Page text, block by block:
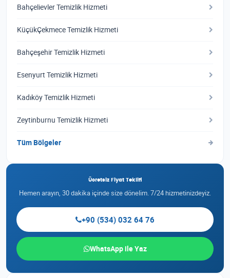
Bahçelievler Temizlik Hizmeti
KüçükÇekmece Temizlik Hizmeti
Bahçeşehir Temizlik Hizmeti
Esenyurt Temizlik Hizmeti
Kadıköy Temizlik Hizmeti
Zeytinburnu Temizlik Hizmeti
Tüm Bölgeler
Ücretsiz Fiyat Teklifi
Hemen arayın, 30 dakika içinde size dönelim. 7/24 hizmetinizdeyiz.
+90 (534) 032 64 76
WhatsApp ile Yaz